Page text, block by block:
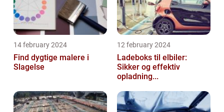
14 february 2024
Find dygtige malere i
Slagelse
12 february 2024
Ladeboks til elbiler:
Sikker og effektiv
opladning...